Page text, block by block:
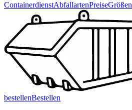
ContainerdienstAbfallartenPreiseGrößen
bestellenBestellen